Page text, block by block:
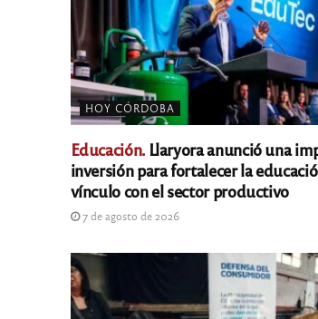
HOY CÓRDOBA
Educación.Llaryora anunció una
inversión para fortalecer la
vínculo con el sector productivo
7 de agosto de 2026